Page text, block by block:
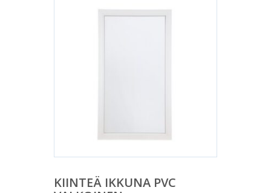
KIINTEÄ IKKUNA PVC